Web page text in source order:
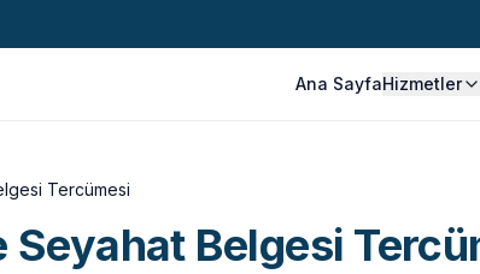
Ana SayfaHizmetler
Tercümesi
Belgesi